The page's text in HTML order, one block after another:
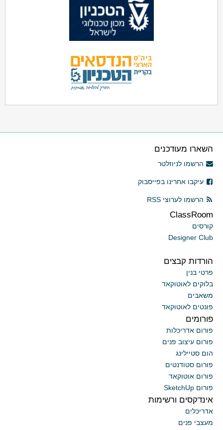
השארו מעודכנים
הרשמו לניוזלטר
עיקבו אחרינו בפייסבוק
הרשמו לערוצי RSS
ClassRoom
קורסים
Designer Club
הורדות קבצים
פרטי בנין
בלוקים לאוטוקאד
משאבים
פונטים לאוטוקאד
פורומים
פורום אדריכלות
פורום עיצוב פנים
הום סטיילינג
פורום סטודנטים
פורום אוטוקאד
פורום SketchUp
אינדקסים ורשימות
אדריכלים
מעצבי פנים